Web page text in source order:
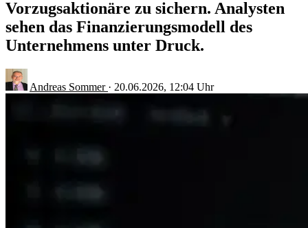
Vorzugsaktionäre zu sichern. Analysten
sehen das Finanzierungsmodell des
Unternehmens unter Druck.
Andreas Sommer · 20.06.2026, 12:04 Uhr